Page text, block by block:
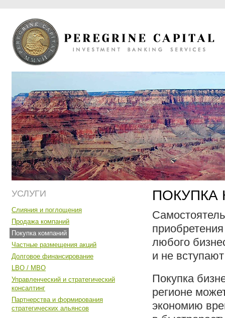
УСЛУГИ
Слияния и поглощения
Продажа компаний
Покупка компаний
Частные размещения акций
Долговое финансирование
LBO / MBO
Управленческий и стратегический
консалтинг
Партнерства и формирования
стратегических альянсов
ПОКУПКА
любого
и не
Покупка
регионе
экономию